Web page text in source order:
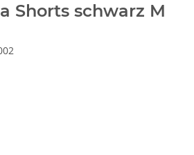
Shorts schwarz M